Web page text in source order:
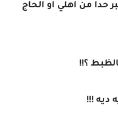
حدا من اهلي او الحاج
؟!!
ديه !!!